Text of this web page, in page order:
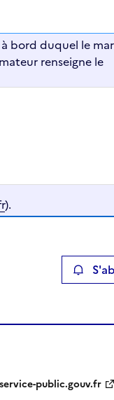
bord duquel le
renseigne le
).
presse-papier
service-public.gouv.fr